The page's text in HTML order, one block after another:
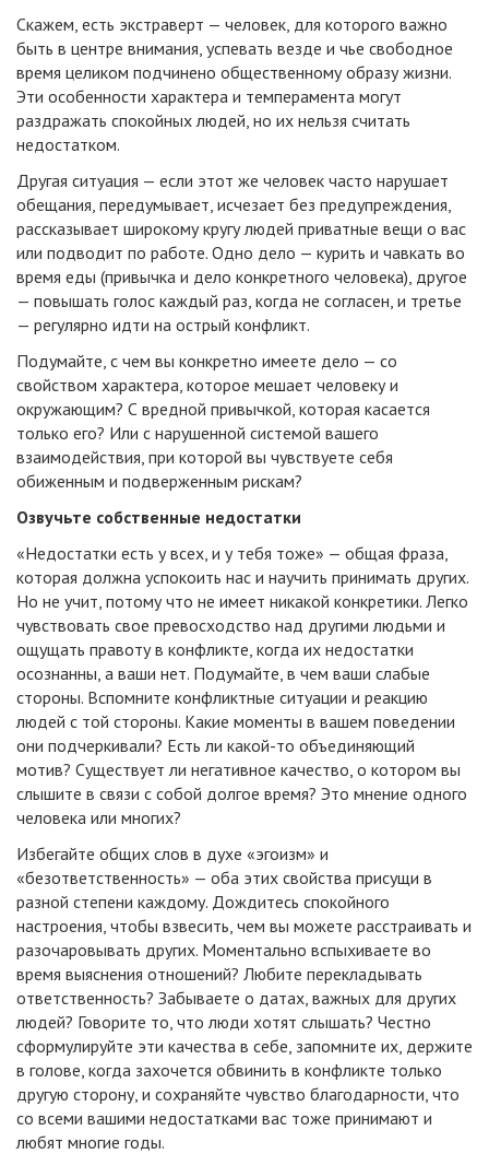
Скажем, есть экстраверт — человек, для которого важно
быть в центре внимания, успевать везде и чье свободное
время целиком подчинено общественному образу жизни.
Эти особенности характера и темперамента могут
раздражать спокойных людей, но их нельзя считать
недостатком.
Другая ситуация — если этот же человек часто нарушает
обещания, передумывает, исчезает без предупреждения,
рассказывает широкому кругу людей приватные вещи о вас
или подводит по работе. Одно дело — курить и чавкать во
время еды (привычка и дело конкретного человека), другое
— повышать голос каждый раз, когда не согласен, и третье
— регулярно идти на острый конфликт.
Подумайте, с чем вы конкретно имеете дело — со
свойством характера, которое мешает человеку и
окружающим? С вредной привычкой, которая касается
только его? Или с нарушенной системой вашего
взаимодействия, при которой вы чувствуете себя
обиженным и подверженным рискам?
Озвучьте собственные недостатки
«Недостатки есть у всех, и у тебя тоже» — общая фраза,
которая должна успокоить нас и научить принимать других.
Но не учит, потому что не имеет никакой конкретики. Легко
чувствовать свое превосходство над другими людьми и
ощущать правоту в конфликте, когда их недостатки
осознанны, а ваши нет. Подумайте, в чем ваши слабые
стороны. Вспомните конфликтные ситуации и реакцию
людей с той стороны. Какие моменты в вашем поведении
они подчеркивали? Есть ли какой-то объединяющий
мотив? Существует ли негативное качество, о котором вы
слышите в связи с собой долгое время? Это мнение одного
человека или многих?
Избегайте общих слов в духе «эгоизм» и
«безответственность» — оба этих свойства присущи в
разной степени каждому. Дождитесь спокойного
настроения, чтобы взвесить, чем вы можете расстраивать и
разочаровывать других. Моментально вспыхиваете во
время выяснения отношений? Любите перекладывать
ответственность? Забываете о датах, важных для других
людей? Говорите то, что люди хотят слышать? Честно
сформулируйте эти качества в себе, запомните их, держите
в голове, когда захочется обвинить в конфликте только
другую сторону, и сохраняйте чувство благодарности, что
со всеми вашими недостатками вас тоже принимают и
любят многие годы.